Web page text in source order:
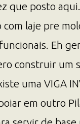
que posto
laje pre
Eh
construir um
uma VIGA
em outro